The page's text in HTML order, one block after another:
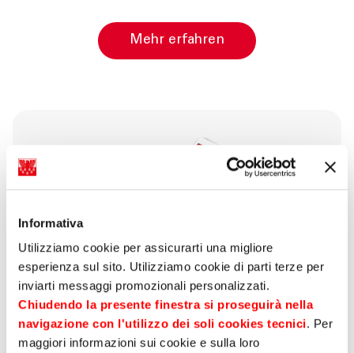
Informativa
Utilizziamo cookie per assicurarti una migliore
esperienza sul sito. Utilizziamo cookie di parti terze per
inviarti messaggi promozionali personalizzati.
Chiudendo la presente finestra si proseguirà nella
navigazione con l'utilizzo dei soli cookies tecnici. Per
maggiori informazioni sui cookie e sulla loro
Mehr erfahren
öffentlicher